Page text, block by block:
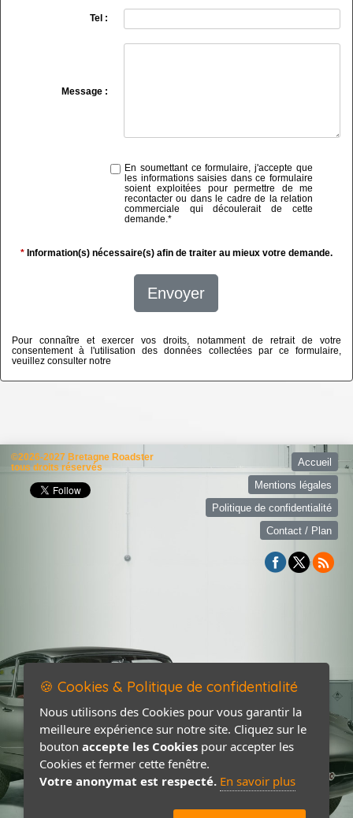
Tel :
Message :
En soumettant ce formulaire, j'accepte que
les informations saisies dans ce formulaire
soient exploitées pour permettre de me
recontacter ou dans le cadre de la relation
commerciale qui découlerait de cette
demande.*
* Information(s) nécessaire(s) afin de traiter au mieux votre demande.
Envoyer
Pour connaître et exercer vos droits, notamment de retrait de votre
consentement à l'utilisation des données collectées par ce formulaire,
veuillez consulter notre
©2026-2027 Bretagne Roadster
tous droits réservés
Accueil
Mentions légales
Politique de confidentialité
Contact / Plan
🍪 Cookies & Politique de confidentialité
Nous utilisons des Cookies pour vous garantir la
meilleure expérience sur notre site. Cliquez sur le
bouton accepte les Cookies pour accepter les
Cookies et fermer cette fenêtre.
Votre anonymat est respecté. En savoir plus